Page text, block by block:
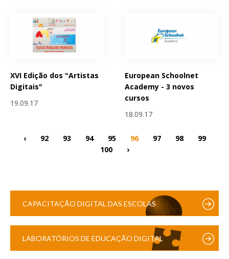
XVI Edição dos "Artistas
Digitais"
19.09.17
European Schoolnet
Academy - 3 novos
cursos
18.09.17
‹ 92 93 94 95 96 97 98
99
100
›
CAPACITAÇÃO DIGITAL DAS ESCOLAS
LABORATÓRIOS DE EDUCAÇÃO DIGITAL